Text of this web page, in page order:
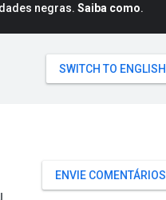
negras. Saiba como.
ENVIE COMENTÁRIOS